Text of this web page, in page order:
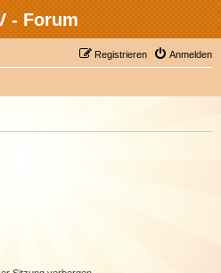
- Forum
Anmelden
Registrieren